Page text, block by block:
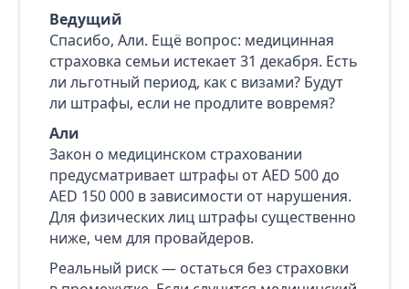
Ведущий
Спасибо, Али. Ещё вопрос: медицинная
страховка семьи истекает 31 декабря. Есть
ли льготный период, как с визами? Будут
ли штрафы, если не продлите вовремя?
Али
Закон о медицинском страховании
предусматривает штрафы от AED 500 до
AED 150 000 в зависимости от нарушения.
Для физических лиц штрафы существенно
ниже, чем для провайдеров.
Реальный риск — остаться без страховки